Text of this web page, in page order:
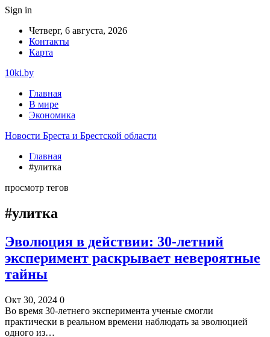
Sign in
Четверг, 6 августа, 2026
Контакты
Карта
10ki.by
Главная
В мире
Экономика
Новости Бреста и Брестской области
Главная
#улитка
просмотр тегов
#улитка
Эволюция в действии: 30-летний
эксперимент раскрывает невероятные
тайны
Окт 30, 2024 0
Во время 30-летнего эксперимента ученые смогли
практически в реальном времени наблюдать за эволюцией
одного из…